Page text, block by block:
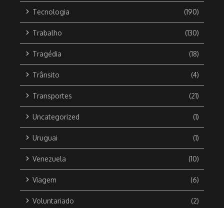
Tecnologia (190)
Trabalho (130)
Tragédia (18)
Trânsito (4)
Transportes (21)
Uncategorized (1)
Uruguai (1)
Venezuela (10)
Viagem (6)
Voluntariado (2)